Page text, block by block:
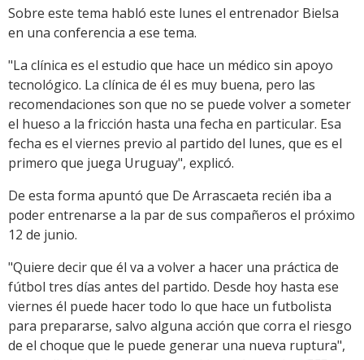
Sobre este tema habló este lunes el entrenador Bielsa
en una conferencia a ese tema.
"La clínica es el estudio que hace un médico sin apoyo
tecnológico. La clínica de él es muy buena, pero las
recomendaciones son que no se puede volver a someter
el hueso a la fricción hasta una fecha en particular. Esa
fecha es el viernes previo al partido del lunes, que es el
primero que juega Uruguay", explicó.
De esta forma apuntó que De Arrascaeta recién iba a
poder entrenarse a la par de sus compañeros el próximo
12 de junio.
"Quiere decir que él va a volver a hacer una práctica de
fútbol tres días antes del partido. Desde hoy hasta ese
viernes él puede hacer todo lo que hace un futbolista
para prepararse, salvo alguna acción que corra el riesgo
de el choque que le puede generar una nueva ruptura",